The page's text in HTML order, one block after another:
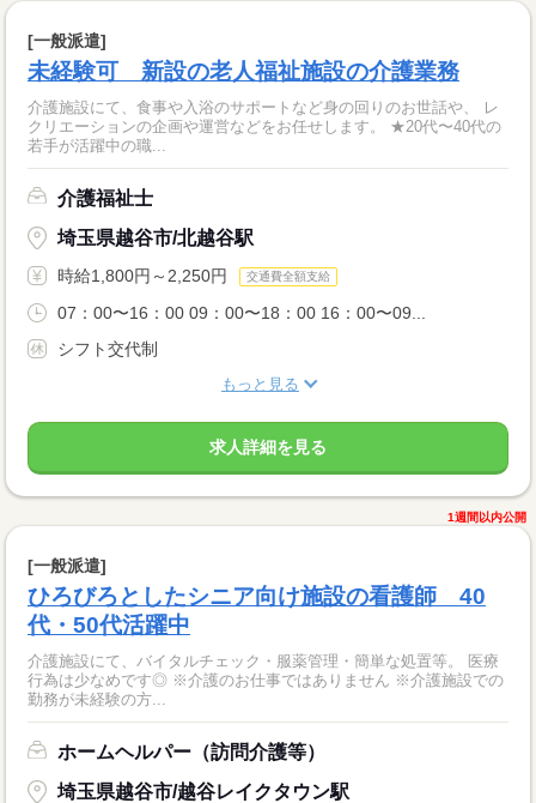
[一般派遣]
未経験可 新設の老人福祉施設の介護業務
介護施設にて、食事や入浴のサポートなど身の回りのお世話や、 レ
クリエーションの企画や運営などをお任せします。 ★20代〜40代の
若手が活躍中の職...
介護福祉士
埼玉県越谷市/北越谷駅
時給1,800円～2,250円 交通費全額支給
07：00〜16：00 09：00〜18：00 16：00〜09...
シフト交代制
もっと見る
求人詳細を見る
1週間以内公開
[一般派遣]
ひろびろとしたシニア向け施設の看護師 40
代・50代活躍中
介護施設にて、バイタルチェック・服薬管理・簡単な処置等。 医療
行為は少なめです◎ ※介護のお仕事ではありません ※介護施設での
勤務が未経験の方...
ホームヘルパー（訪問介護等）
埼玉県越谷市/越谷レイクタウン駅